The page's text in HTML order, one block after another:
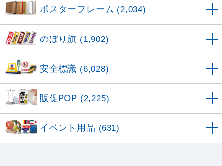
ポスターフレーム (2,034)
のぼり旗 (1,902)
安全標識 (6,028)
販促POP (2,225)
イベント用品 (631)